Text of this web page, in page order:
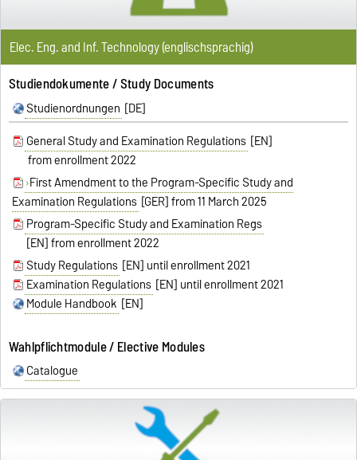
Elec. Eng. and Inf. Technology (englischsprachig)
Studiendokumente / Study Documents
Studienordnungen [DE]
General Study and Examination Regulations [EN]
from enrollment 2022
First Amendment to the Program-Specific Study and
Examination Regulations [GER] from 11 March 2025
Program-Specific Study and Examination Regs
[EN] from enrollment 2022
Study Regulations [EN] until enrollment 2021
Examination Regulations [EN] until enrollment 2021
Module Handbook [EN]
Wahlpflichtmodule / Elective Modules
Catalogue